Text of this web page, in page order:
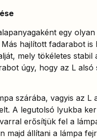
egy
hajlított fadarabot is
mely tökéletes
úgy, hogy az L alsó
szárába, vagyis az L
A legutolsó lyukba
erősítjük fel a
majd állítani a lámpa